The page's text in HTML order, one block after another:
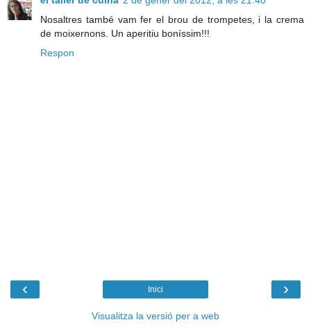
Nosaltres també vam fer el brou de trompetes, i la crema
de moixernons. Un aperitiu boníssim!!!
Respon
‹ ›
Inici
Visualitza la versió per a web